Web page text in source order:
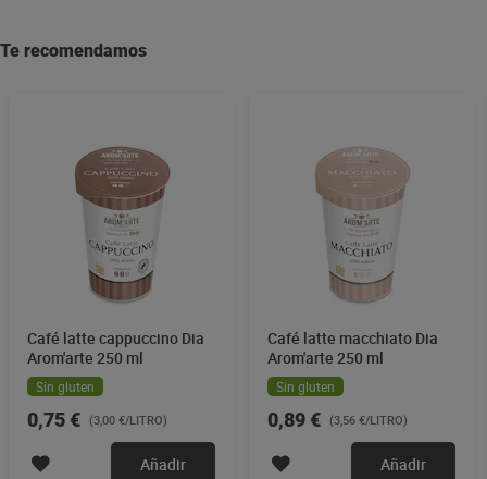
Te recomendamos
Café latte cappuccino Dia
Arom'arte 250 ml
Sin gluten
0,75 € (3,00 €/LITRO)
Añadir
Café latte macchiato Dia
Arom'arte 250 ml
Sin gluten
0,89 € (3,56 €/LITRO)
Añadir